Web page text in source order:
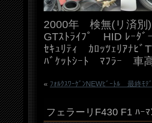
2000年 検無(リ済
GTｽﾄﾗｲﾌﾟ HID ﾚｰﾀﾞｰ
ｾｷｭﾘﾃｨ ｶﾛｯﾂｪﾘｱﾅﾋﾞ
ﾊﾞｹｯﾄｼｰﾄ ﾏﾌﾗｰ 車
« ﾌｫﾙｸｽﾜｰｹﾞﾝNEWﾋﾞｰﾄﾙ 最終ﾓ
フェラーリF430 F1 ﾊｰ